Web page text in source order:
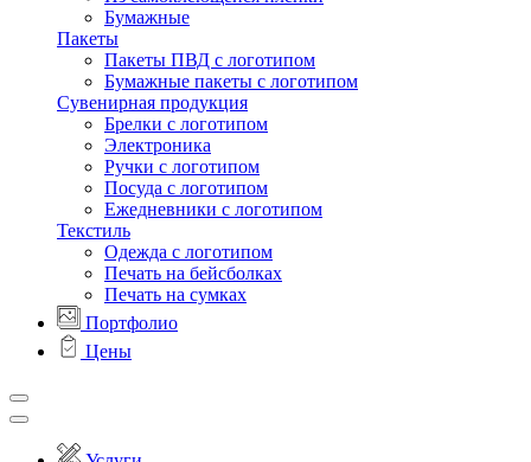
Бумажные
Пакеты
Пакеты ПВД с логотипом
Бумажные пакеты с логотипом
Сувенирная продукция
Брелки с логотипом
Электроника
Ручки с логотипом
Посуда с логотипом
Ежедневники с логотипом
Текстиль
Одежда с логотипом
Печать на бейсболках
Печать на сумках
Портфолио
Цены